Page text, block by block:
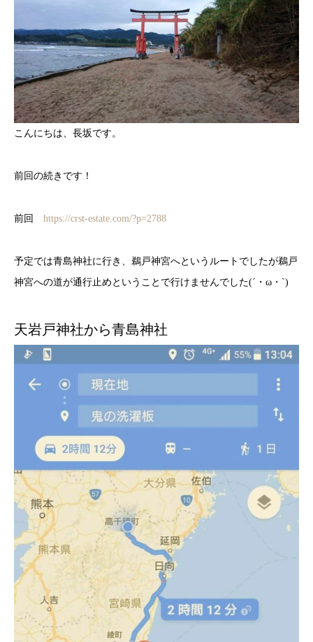
こんにちは、長坂です。
前回の続きです！
前回 https://crst-estate.com/?p=2788
予定では青島神社に行き、鵜戸神宮へというルートでしたが鵜戸
神宮への道が通行止めということで行けませんでした(´・ω・`)
天岩戸神社から青島神社